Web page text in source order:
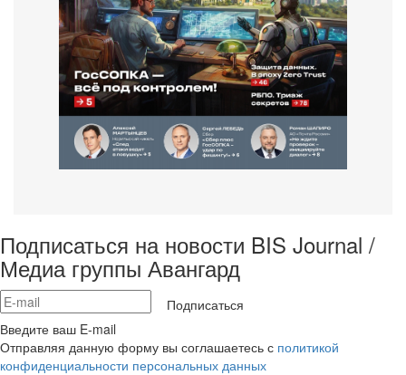
Подписаться на новости BIS Journal /
Медиа группы Авангард
Подписаться
Введите ваш E-mail
Отправляя данную форму вы соглашаетесь с политикой
конфиденциальности персональных данных